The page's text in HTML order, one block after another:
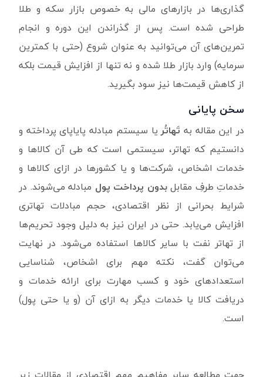
گذاری‌ها در بازارهای مالی به خصوص بازار سکه و طلا
طراحی شده است. پس از گذراندن این دوره و انجام
تمرین‌های آن می‌توانید به عنوان شروع (حتی با کمترین
سرمایه) وارد بازار طلا شده و نه تنها از افزایش قیمت بلکه
از کاهش قیمت‌ها نیز سود بگیرید.
سخن پایانی
در این مقاله به تَهاتُریا سیستم مبادله پایاپای پرداخته و
دانستیم که تهاتر، سیستمی است که طی آن کالاها و
خدمات اشخاص، شرکت‌ها و یا کشورها در ازای کالاها و
خدماتِ طرفِ مقابلبدون پرداخت پول مبادله می‌شوند. در
شرایط بحرانی از نظر اقتصادی، حجم مبادلات تهاتری
افزایش می‌یابد. حتی در ایران نیز به دلیل وجود تحریم‌ها
از تهاتر نفت با سایر کالاها استفاده می‌شود. در نهایت
می‌توان گفت، نکته مهم برای اشخاص، شناسایی
استعدادهای خود و کسب مهارت برای ارائه خدمات و
دریافت کالا یا خدمات دیگر به ازای آن (و یا حتی پول)
است.